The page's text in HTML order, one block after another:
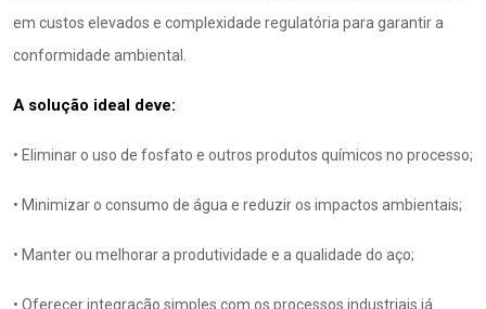
em custos elevados e complexidade regulatória para garantir a
conformidade ambiental.
A solução ideal deve:
• Eliminar o uso de fosfato e outros produtos químicos no processo;
• Minimizar o consumo de água e reduzir os impactos ambientais;
• Manter ou melhorar a produtividade e a qualidade do aço;
• Oferecer integração simples com os processos industriais já